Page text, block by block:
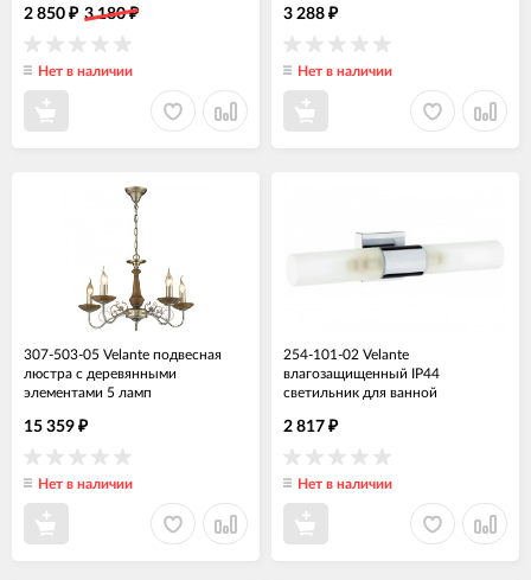
2 850 ₽ 3 180₽
Нет в наличии
3 288 ₽
Нет в наличии
307-503-05 Velante подвесная
люстра с деревянными
элементами 5 ламп
15 359 ₽
Нет в наличии
254-101-02 Velante
влагозащищенный IP44
светильник для ванной
2 817 ₽
Нет в наличии